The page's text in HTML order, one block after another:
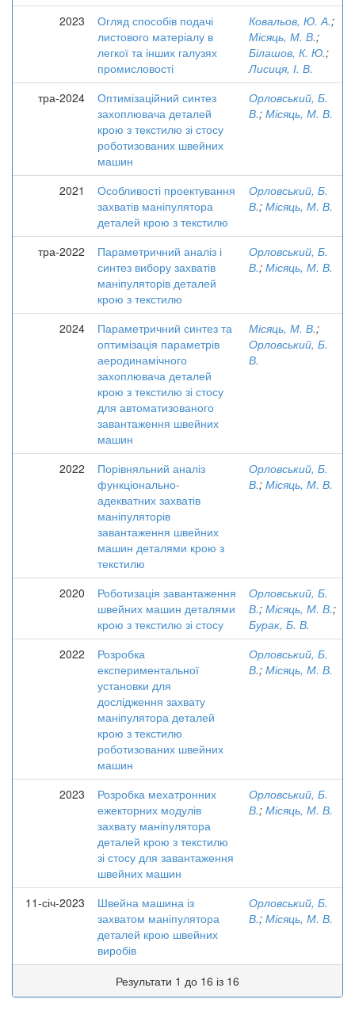
2023
Огляд способів подачі
листового матеріалу в
легкої та інших галузях
промисловості
Ковальов, Ю. А.;
Місяць, М. В.;
Білашов, К. Ю.;
Лисиця, І. В.
тра-2024
Оптимізаційний синтез
захоплювача деталей
крою з текстилю зі стосу
роботизованих швейних
машин
Орловський, Б.
В.; Місяць, М. В.
2021
Особливості проектування
захватів маніпулятора
деталей крою з текстилю
Орловський, Б.
В.; Місяць, М. В.
тра-2022
Параметричний аналіз і
синтез вибору захватів
маніпуляторів деталей
крою з текстилю
Орловський, Б.
В.; Місяць, М. В.
2024
Параметричний синтез та
оптимізація параметрів
аеродинамічного
захоплювача деталей
крою з текстилю зі стосу
для автоматизованого
завантаження швейних
машин
Місяць, М. В.;
Орловський, Б.
В.
2022
Порівняльний аналіз
функціонально-
адекватних захватів
маніпуляторів
завантаження швейних
машин деталями крою з
текстилю
Орловський, Б.
В.; Місяць, М. В.
2020
Роботизація завантаження
швейних машин деталями
крою з текстилю зі стосу
Орловський, Б.
В.; Місяць, М. В.;
Бурак, Б. В.
2022
Розробка
експериментальної
установки для
дослідження захвату
маніпулятора деталей
крою з текстилю
роботизованих швейних
машин
Орловський, Б.
В.; Місяць, М. В.
2023
Розробка мехатронних
ежекторних модулів
захвату маніпулятора
деталей крою з текстилю
зі стосу для завантаження
швейних машин
Орловський, Б.
В.; Місяць, М. В.
11-січ-2023
Швейна машина із
захватом маніпулятора
деталей крою швейних
виробів
Орловський, Б.
В.; Місяць, М. В.
Результати 1 до 16 із 16